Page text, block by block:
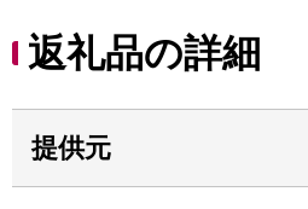
返礼品の詳細
提供元